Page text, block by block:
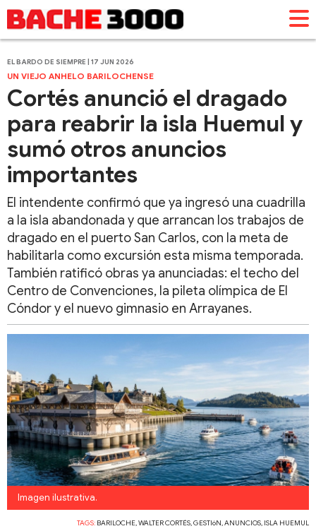
EL BARDO DE SIEMPRE | 17 JUN 2026
UN VIEJO ANHELO BARILOCHENSE
Cortés anunció el dragado
para reabrir la isla Huemul y
sumó otros anuncios
importantes
El intendente confirmó que ya ingresó una cuadrilla
a la isla abandonada y que arrancan los trabajos de
dragado en el puerto San Carlos, con la meta de
habilitarla como excursión esta misma temporada.
También ratificó obras ya anunciadas: el techo del
Centro de Convenciones, la pileta olímpica de El
Cóndor y el nuevo gimnasio en Arrayanes.
Imagen ilustrativa.
TAGS: BARILOCHE,WALTER CORTÉS,GESTIóN,ANUNCIOS, ISLA HUEMUL